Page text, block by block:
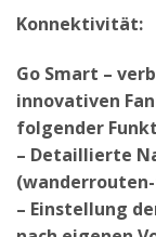
Konnektivität:
Go Smart –
innovativen
folgender
– Detaillierte
– Einstellung